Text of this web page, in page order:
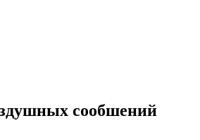
сообшений